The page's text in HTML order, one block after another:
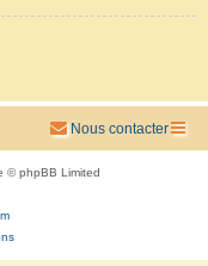
Nous contacter
© phpBB Limited